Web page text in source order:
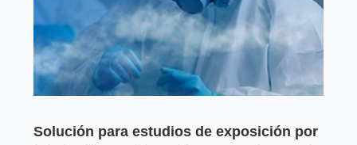
Solución para estudios de exposición por